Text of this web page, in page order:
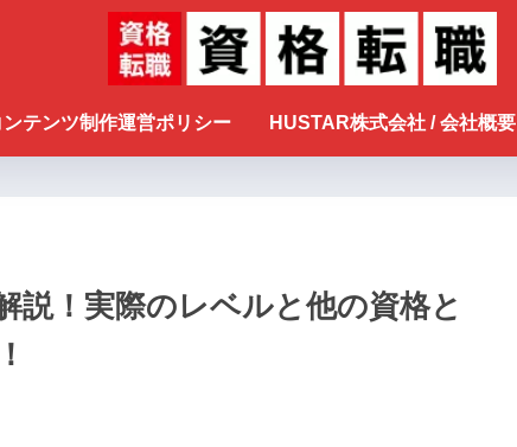
テンツ制作運営ポリシー HUSTAR株式会社 / 会社概要
説！実際のレベルと他の資格と